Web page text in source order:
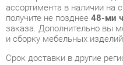
Срок доставки в другие
на складах производителей,
Уточнить наличие, срок и
через формуобратной связи.
В любой момент до передачи